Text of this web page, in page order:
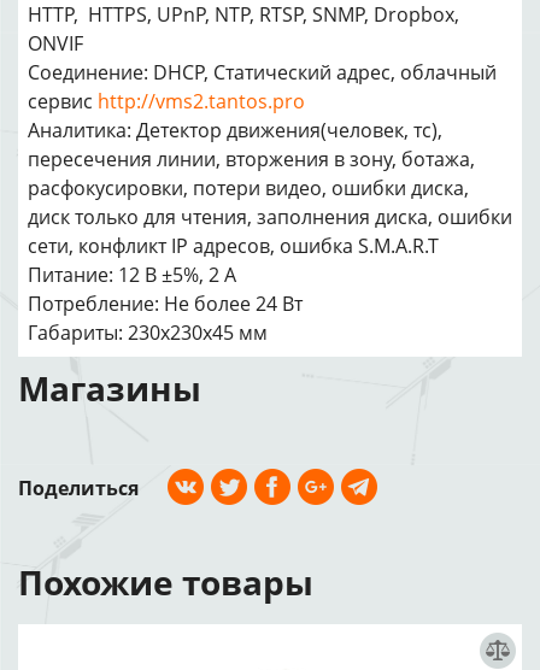
HTTP, HTTPS, UPnP, NTP, RTSP, SNMP, Dropbox,
ONVIF
Соединение: DHCP, Статический адрес, облачный
сервис http://vms2.tantos.pro
Аналитика: Детектор движения(человек, тс),
пересечения линии, вторжения в зону, ботажа,
расфокусировки, потери видео, ошибки диска,
диск только для чтения, заполнения диска, ошибки
сети, конфликт IP адресов, ошибка S.M.A.R.T
Питание: 12 В ±5%, 2 А
Потребление: Не более 24 Вт
Габариты: 230х230х45 мм
Магазины
Поделиться
Похожие товары